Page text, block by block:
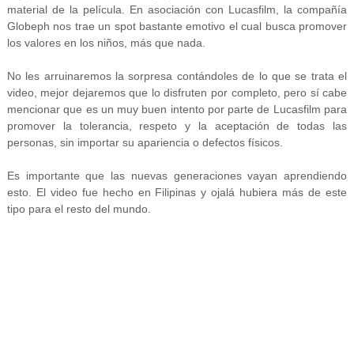
material de la película. En asociación con Lucasfilm, la compañía
Globeph nos trae un spot bastante emotivo el cual busca promover
los valores en los niños, más que nada.
No les arruinaremos la sorpresa contándoles de lo que se trata el
video, mejor dejaremos que lo disfruten por completo, pero sí cabe
mencionar que es un muy buen intento por parte de Lucasfilm para
promover la tolerancia, respeto y la aceptación de todas las
personas, sin importar su apariencia o defectos físicos.
Es importante que las nuevas generaciones vayan aprendiendo
esto. El video fue hecho en Filipinas y ojalá hubiera más de este
tipo para el resto del mundo.